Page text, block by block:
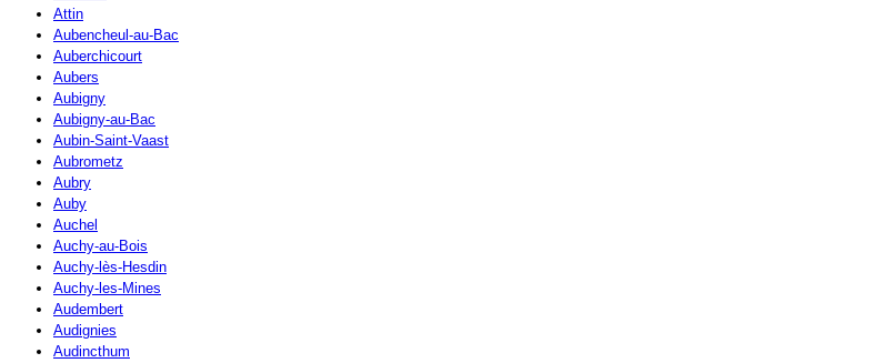
Attin
Aubencheul-au-Bac
Auberchicourt
Aubers
Aubigny
Aubigny-au-Bac
Aubin-Saint-Vaast
Aubrometz
Aubry
Auby
Auchel
Auchy-au-Bois
Auchy-lès-Hesdin
Auchy-les-Mines
Audembert
Audignies
Audincthum